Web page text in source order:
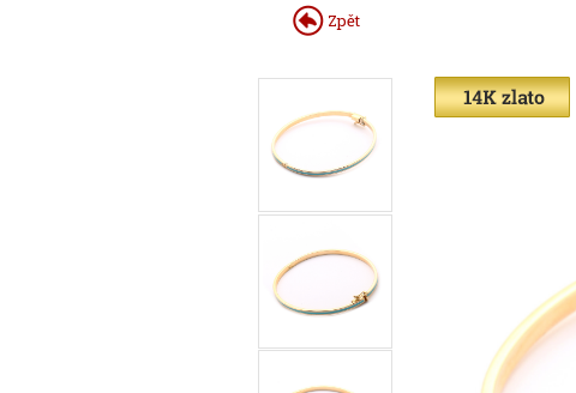
Zpět